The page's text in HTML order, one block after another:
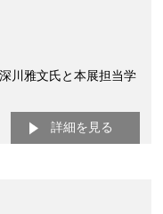
川雅文氏と本展担当学
詳細を見る